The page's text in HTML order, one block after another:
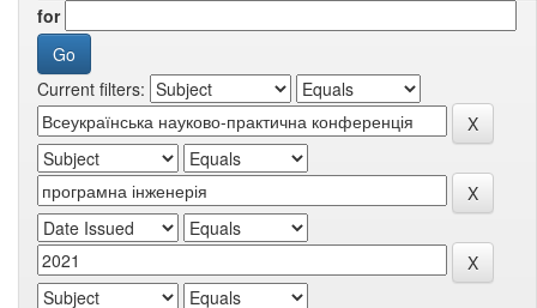
for
Current filters: